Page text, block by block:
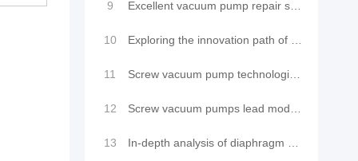
9 Excellent vacuum pump repair services to make your equipment look brand new
10 Exploring the innovation path of oil-free vacuum pumps: advantage analysis and industry applications
11 Screw vacuum pump technological innovation: efficient purging method leads a new trend in industrial
12 Screw vacuum pumps lead modern vacuum technology innovation: Application and comparison of LeyNow va
13 In-depth analysis of diaphragm pump vacuum pump technology: cutting-edge structure, precision princi